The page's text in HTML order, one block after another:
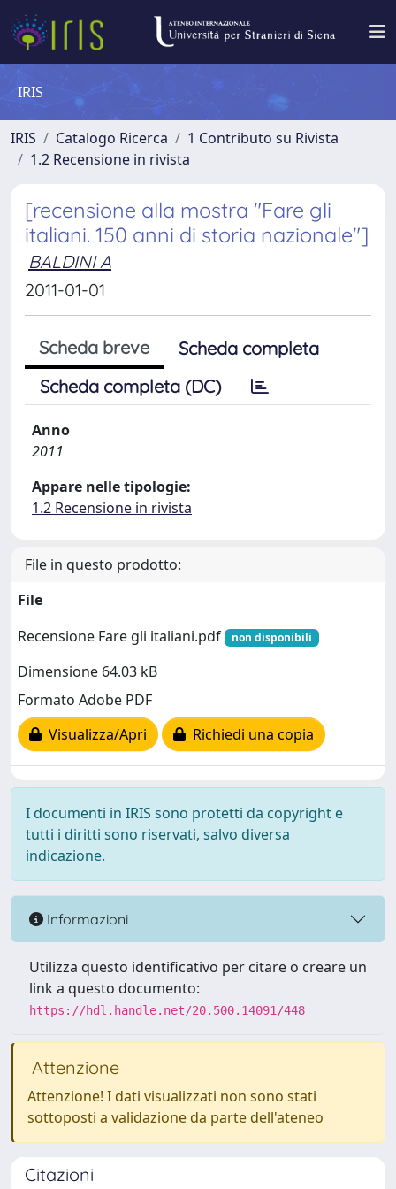
IRIS
IRIS Catalogo Ricerca
1 Contributo su Rivista
1.2 Recensione in rivista
[recensione alla mostra "Fare gli
italiani. 150 anni di storia nazionale"]
BALDINI A
2011-01-01
Scheda breve
Scheda completa
Scheda completa (DC)
Anno
2011
Appare nelle tipologie:
1.2 Recensione in rivista
File in questo prodotto:
File
Recensione Fare gli italiani.pdf
non disponibili
Dimensione 64.03 kB
Formato Adobe PDF
Visualizza/Apri
Richiedi una copia
I documenti in IRIS sono protetti da copyright e
tutti i diritti sono riservati, salvo diversa
indicazione.
Informazioni
Utilizza questo identificativo per citare o creare un
link a questo documento:
https://hdl.handle.net/20.500.14091/448
Attenzione
Attenzione! I dati visualizzati non sono stati
sottoposti a validazione da parte dell'ateneo
Citazioni